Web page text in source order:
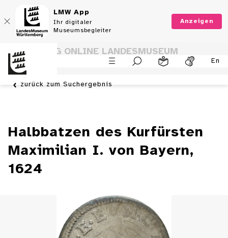
LMW App
Ihr digitaler
Museumsbegleiter
Anzeigen
En
SAMMLUNG ONLINE LANDESMUSEUM
WÜRTTEMBERG
zurück zum Suchergebnis
Halbbatzen des Kurfürsten
Maximilian I. von Bayern,
1624